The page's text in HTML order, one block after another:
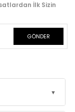
İlk Sizin
GÖNDER